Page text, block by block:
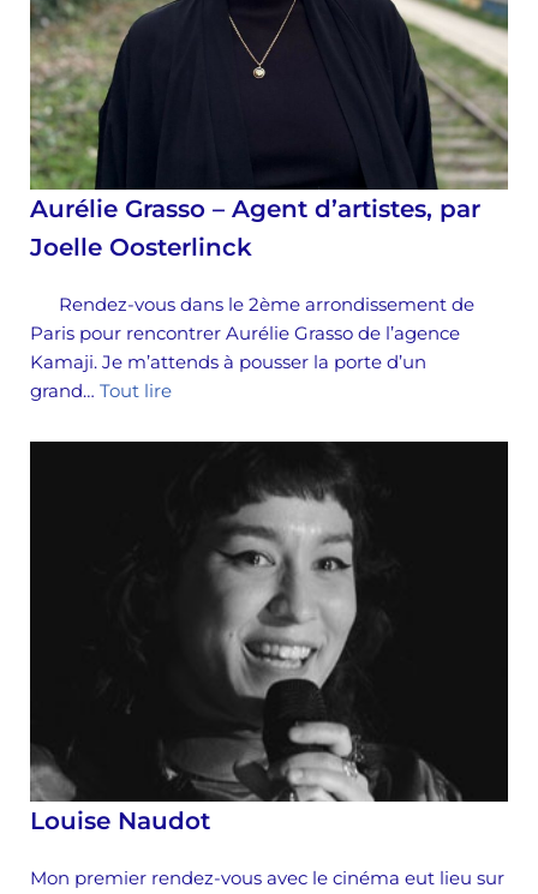
Aurélie Grasso – Agent d’artistes, par
Joelle Oosterlinck
Rendez-vous dans le 2ème arrondissement de
Paris pour rencontrer Aurélie Grasso de l’agence
Kamaji. Je m’attends à pousser la porte d’un
grand… Tout lire
Louise Naudot
Mon premier rendez-vous avec le cinéma eut lieu sur